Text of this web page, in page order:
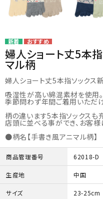
プライバシーポリシー
お問い合わせ
call 06-6130-8700
schedule
婦人ショート丈5本
マル柄
婦人ショート丈5本指ソックス
吸湿性が高い綿混素材を使用
季節問わず年間ご着用いただけ
柄の違います5本指ソックスも
店頭に並べる事ができ、お客
●柄名【手書き風アニマル柄】
商品管理番号 62018-D
生産地 中国
サイズ 23-25cm